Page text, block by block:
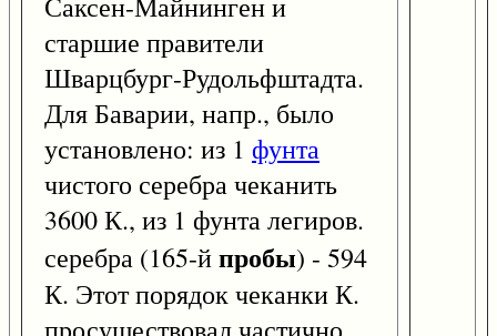
старшие правители
Шварцбург-Рудольфштадта.
Для Баварии, напр., было
установлено: из 1 фунта
чистого серебра чеканить
3600 К., из 1 фунта легиров.
серебра (165-йпробы) - 594
К. Этот порядок чеканки К.